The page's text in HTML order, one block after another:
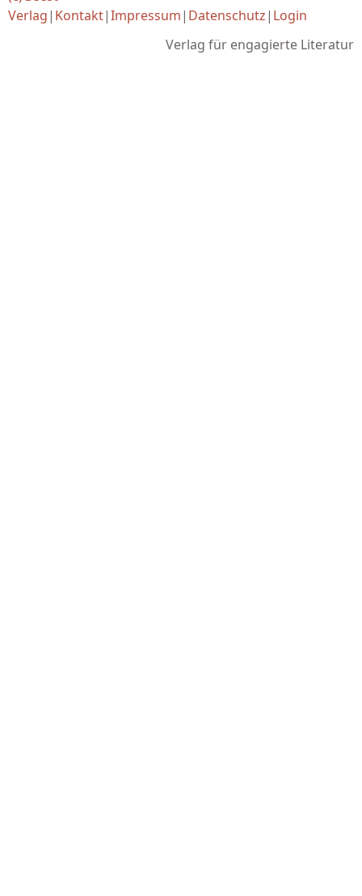
Verlag| Kontakt|Impressum| Datenschutz| Login
Verlag für engagierte Literatur